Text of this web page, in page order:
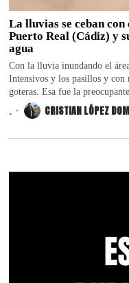
La lluvias se ceban
Puerto Real (Cádiz) y
agua
Con la lluvia inundando el
Intensivos y los pasillos y con
goteras. Esa fue la
. CRISTIAN LÓPEZ